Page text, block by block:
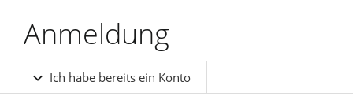
Anmeldung
Ich habe bereits ein Konto